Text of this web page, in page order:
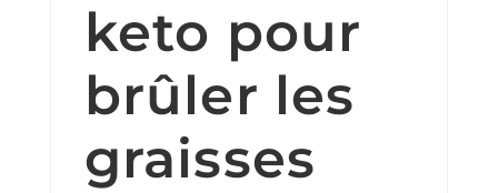
keto pour
brûler les
graisses